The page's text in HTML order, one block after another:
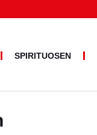
SPIRITUOSEN